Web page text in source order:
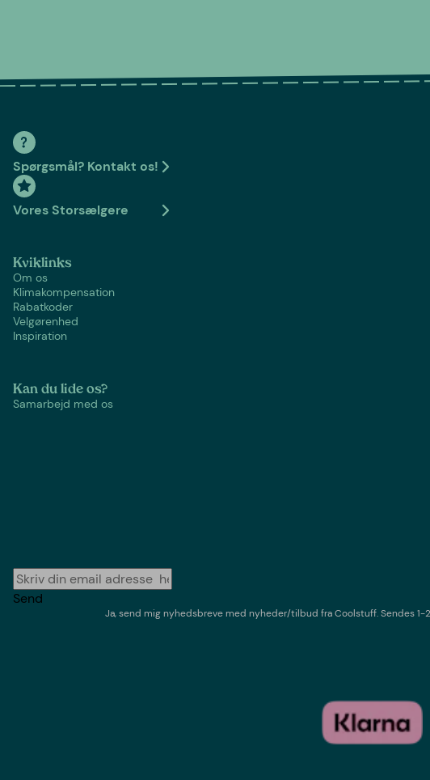
Spørgsmål? Kontakt os!
Vores Storsælgere
Kviklinks
Om os
Klimakompensation
Rabatkoder
Velgørenhed
Inspiration
Kan du lide os?
Samarbejd med os
Send
Ja, send mig nyhedsbreve med nyheder/tilbud fraCoolstuff. Sendes 1-